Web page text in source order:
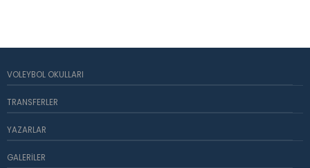
VOLEYBOL OKULLARI
TRANSFERLER
YAZARLAR
GALERILER